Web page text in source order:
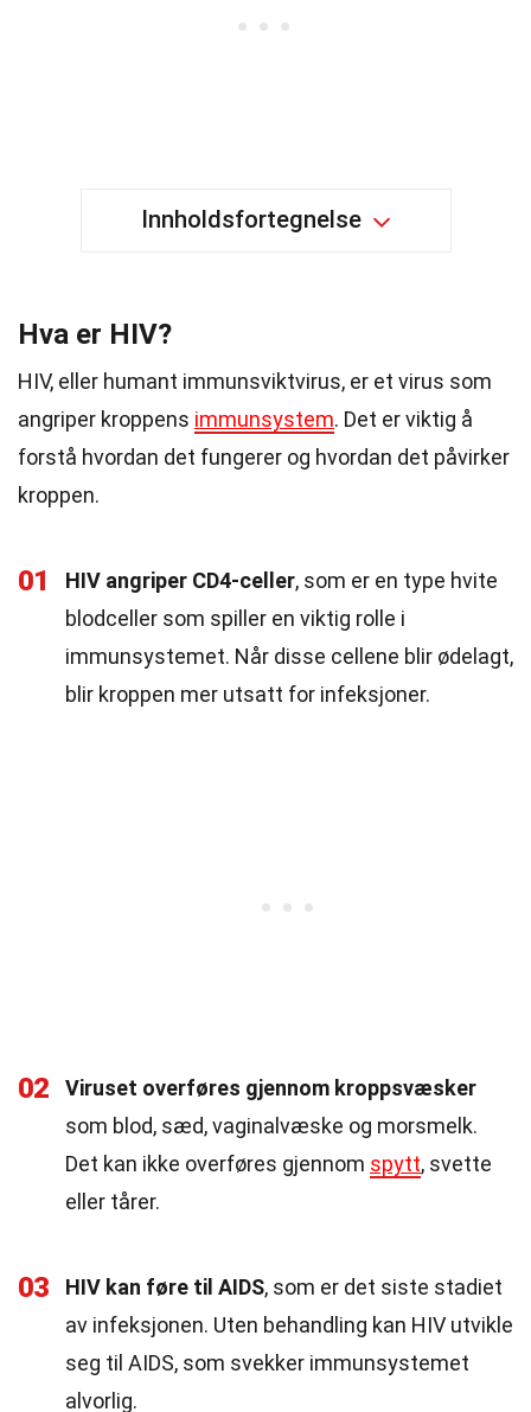
Innholdsfortegnelse
Hva er HIV?
HIV, eller humant immunsviktvirus, er et virus som
angriper kroppens immunsystem. Det er viktig å
forstå hvordan det fungerer og hvordan det påvirker
kroppen.
01 HIV angriper CD4-celler, som er en type hvite
blodceller som spiller en viktig rolle i
immunsystemet. Når disse cellene blir ødelagt,
blir kroppen mer utsatt for infeksjoner.
02
Viruset overføres gjennom kroppsvæsker
som blod, sæd, vaginalvæske og morsmelk.
Det kan ikke overføres gjennom spytt, svette
eller tårer.
03 HIV kan føre til AIDS, som er det siste stadiet
av infeksjonen. Uten behandling kan HIV utvikle
seg til AIDS, som svekker immunsystemet
alvorlig.